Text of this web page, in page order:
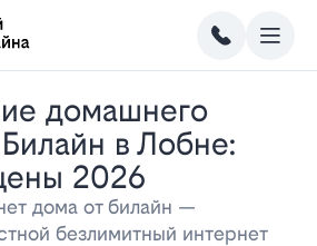
в Лобне:
2026
дома от билайн —
безлимитный интернет